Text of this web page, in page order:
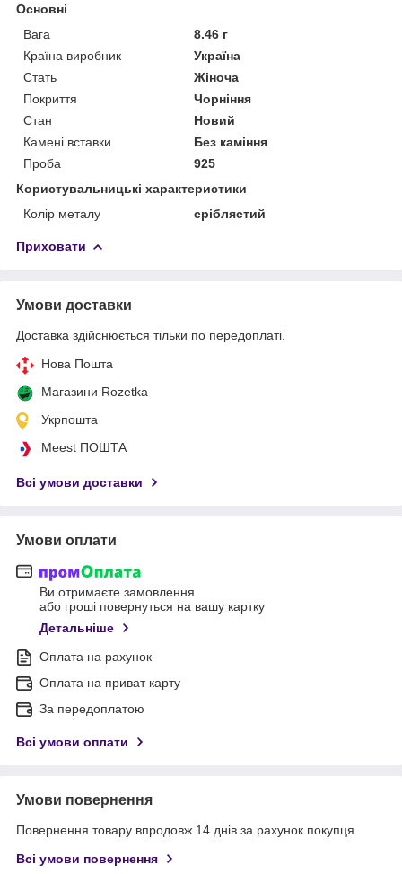
Основні
Вага
8.46 г
Країна виробник
Україна
Стать
Жіноча
Покриття
Чорніння
Стан
Новий
Камені вставки
Без каміння
Проба
925
Користувальницькі характеристики
Колір металу
сріблястий
Приховати
Умови доставки
Доставка здійснюється тільки по передоплаті.
Нова Пошта
Магазини Rozetka
Укрпошта
Meest ПОШТА
Всі умови доставки
Умови оплати
Ви отримаєте замовлення
або гроші повернуться на вашу картку
Детальніше
Оплата на рахунок
Оплата на приват карту
За передоплатою
Всі умови оплати
Умови повернення
Повернення товару впродовж 14 днів за рахунок покупця
Всі умови повернення